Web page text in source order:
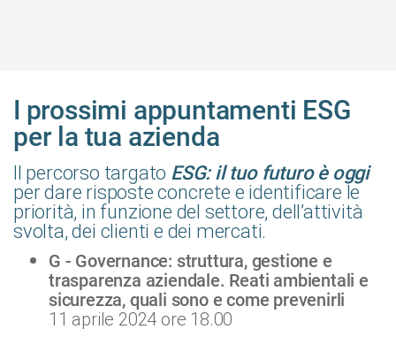
I prossimi appuntamenti ESG
per la tua azienda
Il percorso targato ESG: il tuo futuro è oggi
per dare risposte concrete e identificare le
priorità, in funzione del settore, dell’attività
svolta, dei clienti e dei mercati.
G - Governance: struttura, gestione e
trasparenza aziendale. Reati ambientali e
sicurezza, quali sono e come prevenirli
11 aprile 2024 ore 18.00